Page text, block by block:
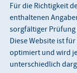
Für die Richtigkeit
enthaltenen
sorgfältiger
Diese Website ist
optimiert und wird
unterschiedlich